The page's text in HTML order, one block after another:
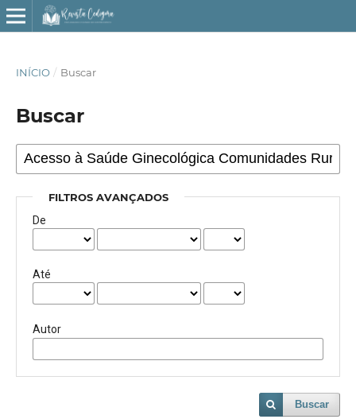
INÍCIO / Buscar
Buscar
FILTROS AVANÇADOS
De
Até
Autor
Buscar